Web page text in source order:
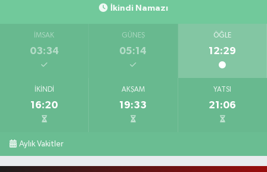
İkindi Namazı
İMSAK
03:34
GÜNEŞ
05:14
ÖĞLE
12:29
İKINDI
16:20
AKŞAM
19:33
YATSI
21:06
Aylık Vakitler